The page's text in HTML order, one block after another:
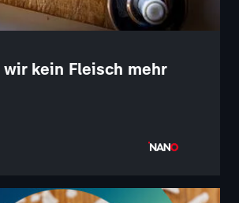
wir kein Fleisch mehr